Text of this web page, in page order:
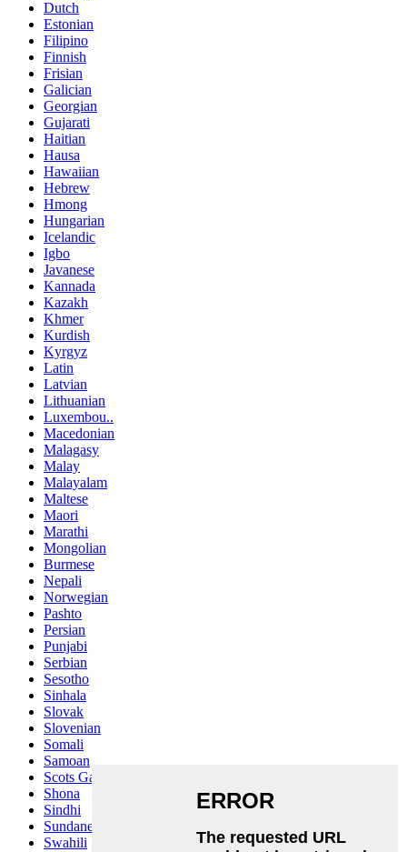
Dutch
Estonian
Filipino
Finnish
Frisian
Galician
Georgian
Gujarati
Haitian
Hausa
Hawaiian
Hebrew
Hmong
Hungarian
Icelandic
Igbo
Javanese
Kannada
Kazakh
Khmer
Kurdish
Kyrgyz
Latin
Latvian
Lithuanian
Luxembou..
Macedonian
Malagasy
Malay
Malayalam
Maltese
Maori
Marathi
Mongolian
Burmese
Nepali
Norwegian
Pashto
Persian
Punjabi
Serbian
Sesotho
Sinhala
Slovak
Slovenian
Somali
Samoan
Scots Gaelic
Shona
Sindhi
Sundanese
Swahili